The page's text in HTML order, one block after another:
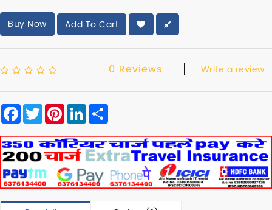
Buy Now Add To Cart
0 Reviews Write a review
Facebook
TwitterPinterestLinkedIn